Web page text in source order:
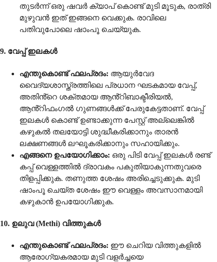
തുടർന്ന് ഒരു ഷവർ ക്യാപ് കൊണ്ട് മുടി മൂടുക, രാത്രി
മുഴുവൻ ഇത് ഇങ്ങനെ വെക്കുക. രാവിലെ
പതിവുപോലെ ഷാംപൂ ചെയ്യുക.
9. വേപ്പ് ഇലകൾ
എന്തുകൊണ്ട് ഫലപ്രദം: ആയുർവേദ
വൈദ്യശാസ്ത്രത്തിലെ പ്രധാന ഘടകമായ വേപ്പ്,
അതിൻ്റെ ശക്തമായ ആൻ്റിബാക്ടീരിയൽ,
ആൻ്റിഫംഗൽ ഗുണങ്ങൾക്ക് പേരുകേട്ടതാണ്. വേപ്പ്
ഇലകൾ കൊണ്ട് ഉണ്ടാക്കുന്ന പേസ്റ്റ് അല്ലെങ്കിൽ
കഴുകൽ തലയോട്ടി ശുദ്ധീകരിക്കാനും താരൻ
ലക്ഷണങ്ങൾ ലഘൂകരിക്കാനും സഹായിക്കും.
എങ്ങനെ ഉപയോഗിക്കാം: ഒരു പിടി വേപ്പ് ഇലകൾ രണ്ട്
കപ്പ് വെള്ളത്തിൽ ദ്രാവകം പകുതിയാകുന്നതുവരെ
തിളപ്പിക്കുക. തണുത്ത ശേഷം അരിച്ചെടുക്കുക. മുടി
ഷാംപൂ ചെയ്ത ശേഷം ഈ വെള്ളം അവസാനമായി
കഴുകാൻ ഉപയോഗിക്കുക.
10. ഉലുവ (Methi) വിത്തുകൾ
എന്തുകൊണ്ട് ഫലപ്രദം: ഈ ചെറിയ വിത്തുകളിൽ
ആരോഗ്യകരമായ മുടി വളർച്ചയെ